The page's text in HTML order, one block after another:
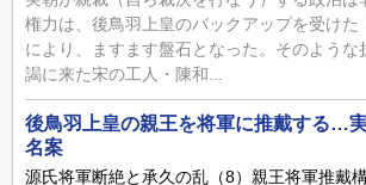
権力は、後鳥羽上皇のバックアップを受けた
により、ますます盤石となった。そのような
謁に来た宋の工人・陳和...
後鳥羽上皇の親王を将軍に推戴する…
名案
源氏将軍断絶と承久の乱（8）親王将軍推戴